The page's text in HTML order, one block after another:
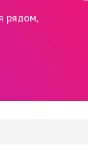
рядом,